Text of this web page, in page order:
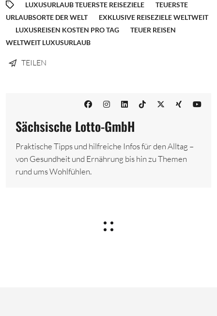
LUXUSURLAUB TEUERSTE REISEZIELE
TEUERSTE
URLAUBSORTE DER WELT
EXKLUSIVE REISEZIELE WELTWEIT
LUXUSREISEN KOSTEN PRO TAG
TEUER REISEN
WELTWEIT LUXUSURLAUB
TEILEN
Sächsische Lotto-GmbH
Praktische Tipps und hilfreiche Infos für den Alltag –
von Gesundheit und Ernährung bis hin zu Themen
rund ums Wohlfühlen.